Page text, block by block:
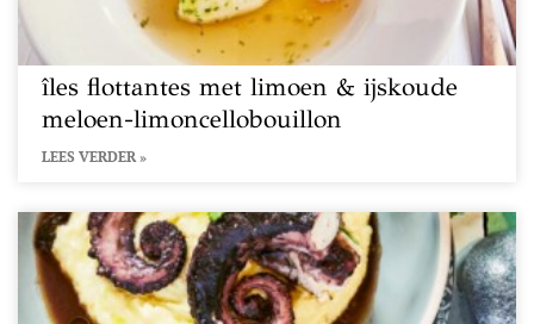
îles flottantes met limoen & ijskoude
meloen-limoncellobouillon
LEES VERDER »